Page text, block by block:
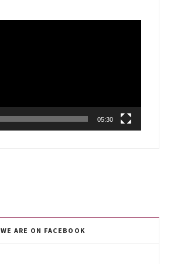
05:30
WE ARE ON FACEBOOK